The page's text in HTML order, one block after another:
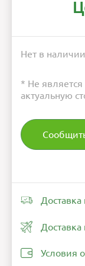
Нет в
* Не
актуальную
Условия